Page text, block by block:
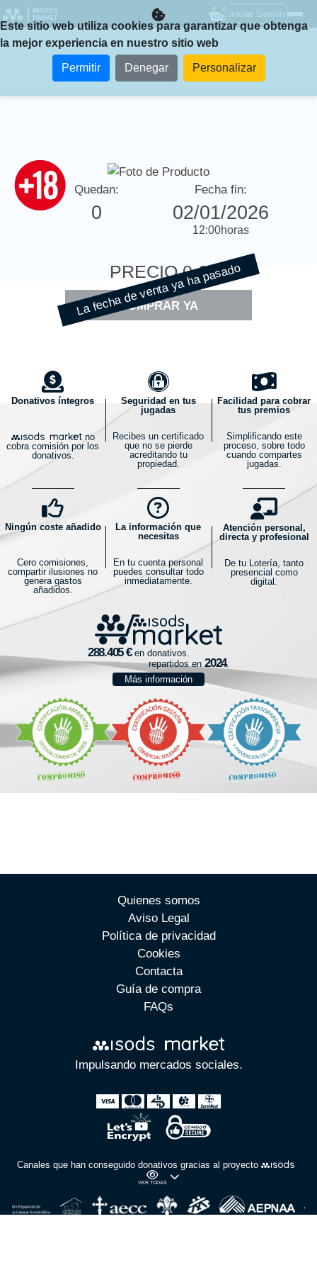
MISODS
MARKET
0 Iniciar Sesión
Quedan:
0
Fecha fin:
02/01/2026
12:00horas
PRECIO0 €
COMPRAR YA
La fecha de venta ya ha pasado
Donativos íntegros
no
cobra comisión por los
donativos.
Seguridad en tus
jugadas
Recibes un certificado
que no se pierde
acreditando tu
propiedad.
Facilidad para cobrar
tus premios
Simplificando este
proceso, sobre todo
cuando compartes
jugadas.
Ningún coste añadido
Cero comisiones,
compartir ilusiones no
genera gastos
añadidos.
La información que
necesitas
En tu cuenta personal
puedes consultar todo
inmediatamente.
Atención personal,
directa y profesional
De tu Lotería, tanto
presencial como
digital.
en donativos.
repartidos en
.
Más información
Quienes somos
Aviso Legal
Política de privacidad
Cookies
Contacta
Guía de compra
FAQs
Impulsando mercados sociales.
Canales que han conseguido donativos gracias al proyecto
VER TODAS
Este sitio web utiliza cookies para garantizar que obtenga
la mejor experiencia en nuestro sitio web
Permitir Denegar Personalizar